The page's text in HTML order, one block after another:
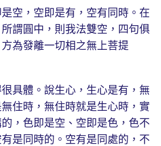
，空即是有，空有同時。在
謂圓中，則我法雙空，四句俱
為發離一切相之無上菩提
體。說生心，生心是有，無
住時，無住時就是生心時，實
，色即是空、空即是色，色不
是同時的。空有是同處的，不